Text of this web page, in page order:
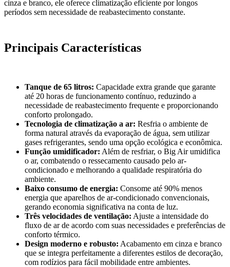
cinza e branco, ele oferece climatização eficiente por longos
períodos sem necessidade de reabastecimento constante.
Principais Características
Tanque de 65 litros: Capacidade extra grande que garante
até 20 horas de funcionamento contínuo, reduzindo a
necessidade de reabastecimento frequente e proporcionando
conforto prolongado.
Tecnologia de climatização a ar: Resfria o ambiente de
forma natural através da evaporação de água, sem utilizar
gases refrigerantes, sendo uma opção ecológica e econômica.
Função umidificador: Além de resfriar, o Big Air umidifica
o ar, combatendo o ressecamento causado pelo ar-
condicionado e melhorando a qualidade respiratória do
ambiente.
Baixo consumo de energia: Consome até 90% menos
energia que aparelhos de ar-condicionado convencionais,
gerando economia significativa na conta de luz.
Três velocidades de ventilação: Ajuste a intensidade do
fluxo de ar de acordo com suas necessidades e preferências de
conforto térmico.
Design moderno e robusto: Acabamento em cinza e branco
que se integra perfeitamente a diferentes estilos de decoração,
com rodízios para fácil mobilidade entre ambientes.